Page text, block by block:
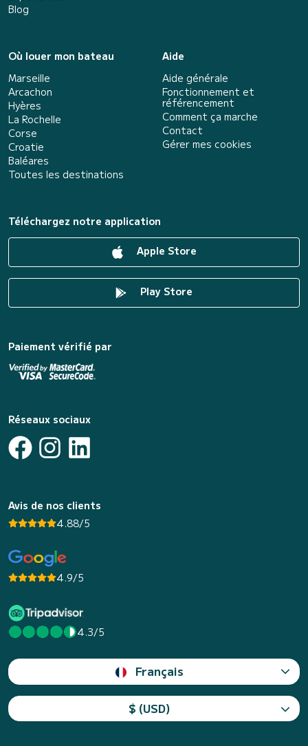
Blog
Où louer mon bateau
Marseille
Arcachon
Hyères
La Rochelle
Corse
Croatie
Baléares
Toutes les destinations
Aide
Aide générale
Fonctionnement et
référencement
Comment ça marche
Contact
Gérer mes cookies
Téléchargez notre application
Apple Store
Play Store
Paiement vérifié par
Réseaux sociaux
Avis de nos clients
4.88/5
4.9/5
4.3/5
Français
$ (USD)